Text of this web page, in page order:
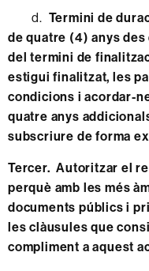
d. Termini de
de quatre (4) anys des
del termini de
estigui finalitzat, les
condicions i acordar-
quatre anys
subscriure de forma
Tercer. Autoritzar el
perquè amb les més
documents públics i
les clàusules que
compliment a aquest